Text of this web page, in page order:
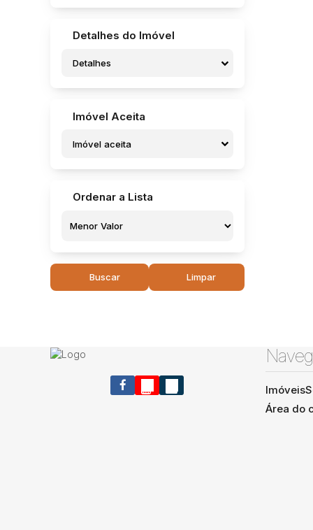
Bauru (1)
Centro (1)
Detalhes do Imóvel
Detalhes
Imóvel Aceita
Imóvel aceita
Ordenar a Lista
Buscar Limpar
Imóveis
Área do